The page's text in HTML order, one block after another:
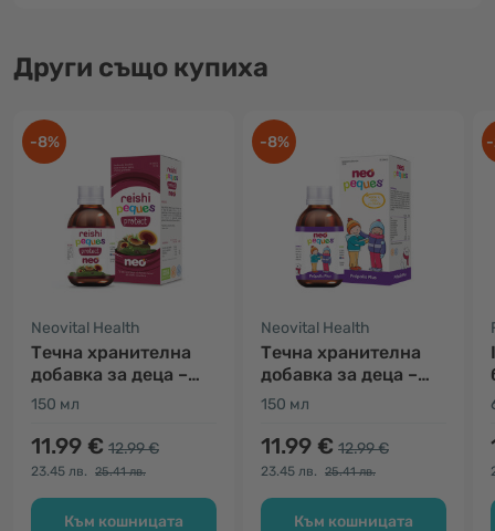
Други също купиха
-8%
Neovital Health
Tечна хранителна
добавка за деца –
reishi имунитет
150 мл
11.99 € 12.99 €
23.45 лв. 25.41 лв.
Към кошницата
-8%
Neovital Health
Tечна хранителна
добавка за деца –
прополис плюс
150 мл
11.99 € 12.99 €
23.45 лв. 25.41 лв.
Към кошницата